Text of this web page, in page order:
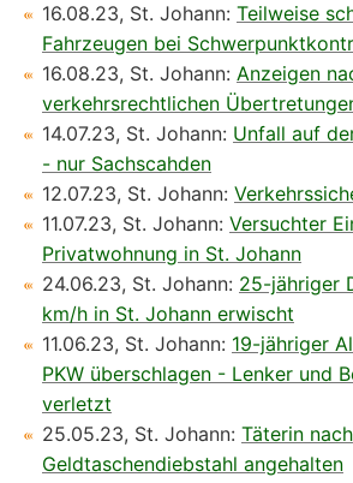
16.08.23, St. Johann: Teilweise
Fahrzeugen bei
16.08.23, St. Johann: Anzeigen
verkehrsrechtlichen
14.07.23, St. Johann: Unfall auf
- nur Sachscahden
12.07.23, St. Johann:
11.07.23, St. Johann: Versuchter
Privatwohnung in St. Johann
24.06.23, St. Johann: 25-jähriger
km/h in St. Johann erwischt
11.06.23, St. Johann: 19-jähriger
PKW überschlagen - Lenker und
verletzt
25.05.23, St. Johann: Täterin nach
Geldtaschendiebstahl angehalten